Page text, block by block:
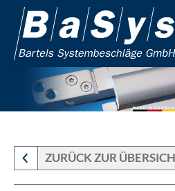
ZURÜCK ZUR